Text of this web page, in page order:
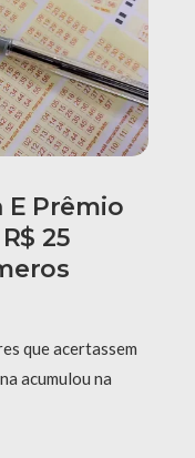
E Prêmio
25
que acertassem
acumulou na